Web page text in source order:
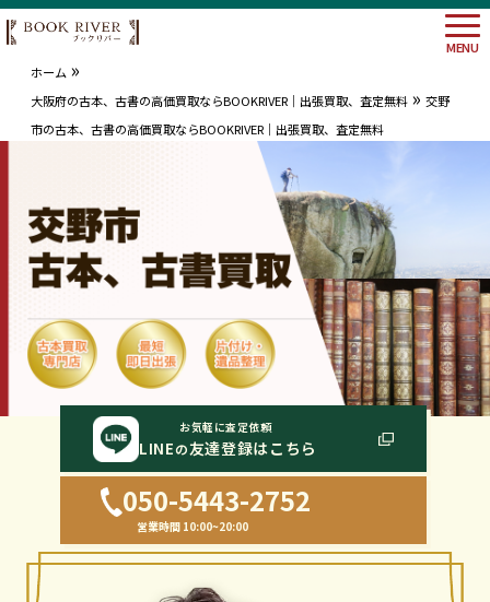
神奈川
東京都
MENU
ホーム »
大阪府の古本、古書の高価買取ならBOOKRIVER｜出張買取、査定無料 » 交野
市の古本、古書の高価買取ならBOOKRIVER｜出張買取、査定無料
お気軽に査定依頼
LINEの友達登録はこちら
050-5443-2752
営業時間 10:00~20:00